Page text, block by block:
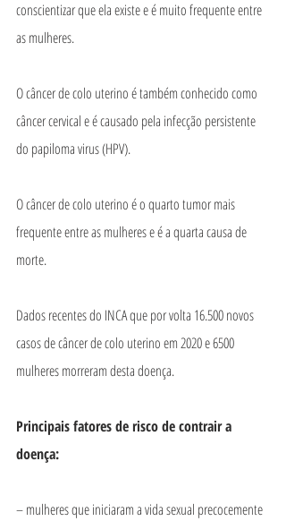
conscientizar que ela existe e é muito frequente entre
as mulheres.
O câncer de colo uterino é também conhecido como
câncer cervical e é causado pela infecção persistente
do papiloma virus (HPV).
O câncer de colo uterino é o quarto tumor mais
frequente entre as mulheres e é a quarta causa de
morte.
Dados recentes do INCA que por volta 16.500 novos
casos de câncer de colo uterino em 2020 e 6500
mulheres morreram desta doença.
Principais fatores de risco de contrair a
doença:
– mulheres que iniciaram a vida sexual precocemente